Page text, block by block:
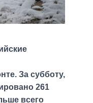
За субботу,
261
всего